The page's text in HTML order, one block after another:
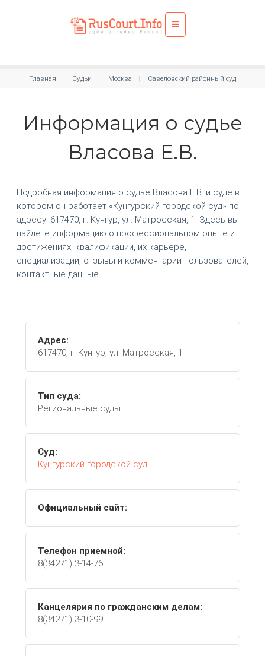
Главная Судьи Москва Савеловский районный суд
Информация о судье
Власова Е.В.
Подробная информация о судье Власова Е.В. и суде в
котором он работает «Кунгурский городской суд» по
адресу: 617470, г. Кунгур, ул. Матросская, 1. Здесь вы
найдете информацию о профессиональном опыте и
достижениях, квалификации, их карьере,
специализации, отзывы и комментарии пользователей,
контактные данные.
Адрес:
617470, г. Кунгур, ул. Матросская, 1
Тип суда:
Региональные суды
Суд:
Кунгурский городской суд
Официальный сайт:
Телефон приемной:
8(34271) 3-14-76
Канцелярия по гражданским делам:
8(34271) 3-10-99